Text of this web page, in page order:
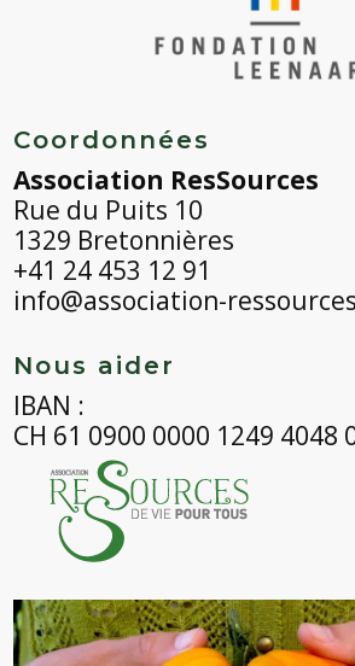
Coordonnées
Association ResSources
Rue du Puits 10
1329 Bretonnières
+41 24 453 12 91
info@association-
Nous aider
IBAN :
CH 61 0900 0000 1249 4048